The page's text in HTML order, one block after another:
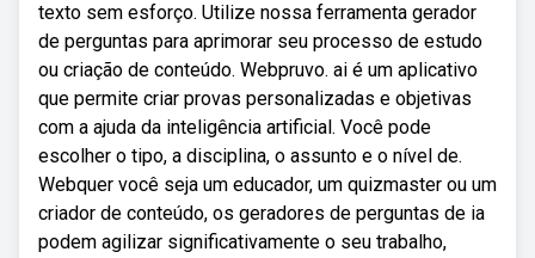
texto sem esforço. Utilize nossa ferramenta gerador
de perguntas para aprimorar seu processo de estudo
ou criação de conteúdo. Webpruvo. ai é um aplicativo
que permite criar provas personalizadas e objetivas
com a ajuda da inteligência artificial. Você pode
escolher o tipo, a disciplina, o assunto e o nível de.
Webquer você seja um educador, um quizmaster ou um
criador de conteúdo, os geradores de perguntas de ia
podem agilizar significativamente o seu trabalho,